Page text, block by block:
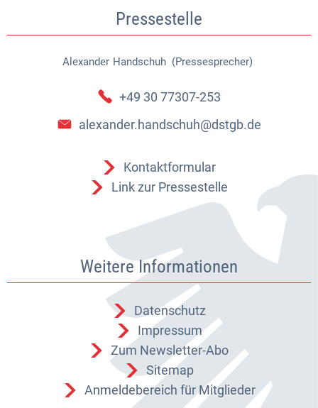
Pressestelle
Alexander Handschuh (Pressesprecher)
Alexander Handschuh
+49 30 77307-253
alexander.handschuh@dstgb.de
Kontaktformular
Link zur Pressestelle
Weitere Informationen
Datenschutz
Impressum
Zum Newsletter-Abo
Sitemap
Anmeldebereich für Mitglieder